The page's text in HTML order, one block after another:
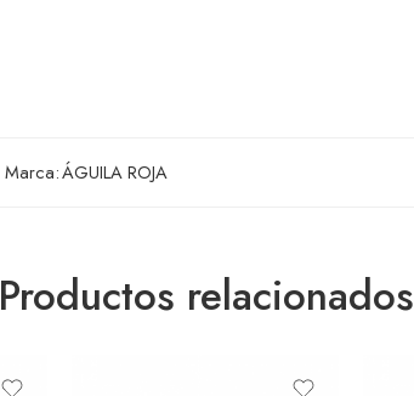
Marca:ÁGUILA ROJA
Productos relacionados